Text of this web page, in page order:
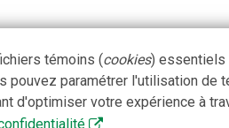
témoins (cookies) essentiels
pouvez paramétrer l'utilisation de
d'optimiser votre expérience à